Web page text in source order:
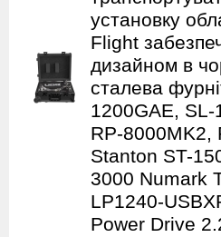
установку
Flight
дизайном в
сталева
1200GAE,
RP-8000MK2,
Stanton ST-
3000 Numark
LP1240-
Power Drive